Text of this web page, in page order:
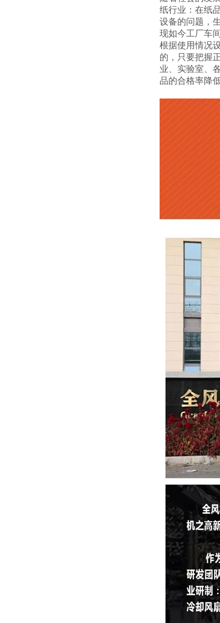
纸行业：在纸
设备的问题，
现如今工厂车
根据使用情况
的，只要把握
业、实验室、
品的合格率降